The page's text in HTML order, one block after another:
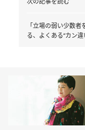
次の記事を読む
「立場の弱い少数
る、よくある“カン違